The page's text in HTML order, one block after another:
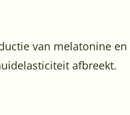
van melatonine
afbreekt.